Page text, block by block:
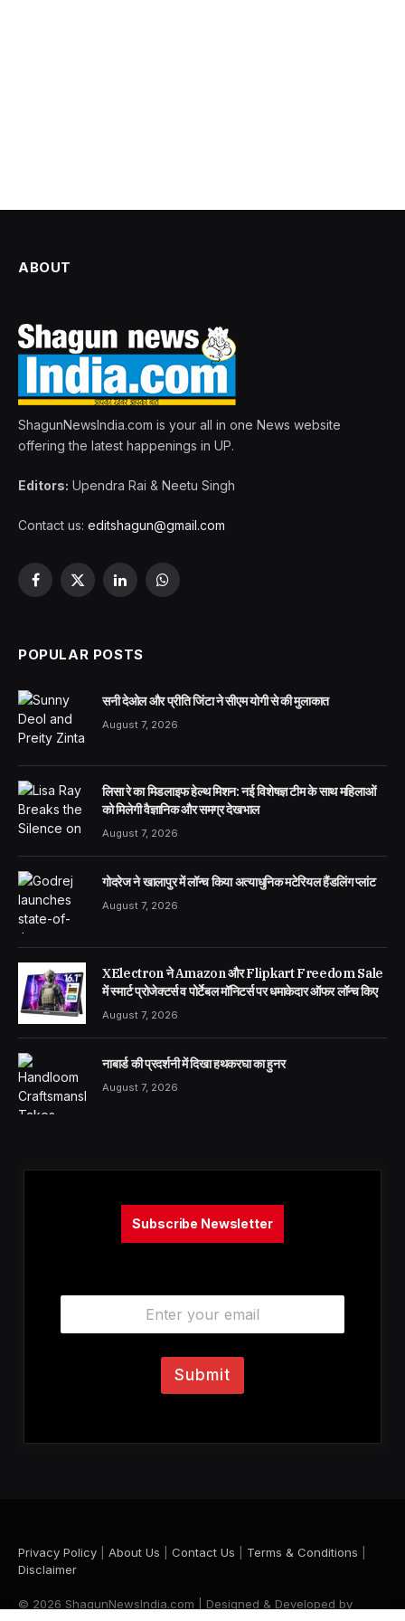
ABOUT
ShagunNewsIndia.com is your all in one News website
offering the latest happenings in UP.
Editors: Upendra Rai & Neetu Singh
Contact us: editshagun@gmail.com
Facebook
X
LinkedInWhatsApp
POPULAR POSTS
सनी देओल और प्रीति जिंटा ने सीएम योगी से की मुलाकात
August 7, 2026
लिसा रे का मिडलाइफ हेल्थ मिशन: नई विशेषज्ञ टीम के साथ महिलाओं
को मिलेगी वैज्ञानिक और समग्र देखभाल
August 7, 2026
गोदरेज ने खालापुर में लॉन्च किया अत्याधुनिक मटेरियल हैंडलिंग प्लांट
August 7, 2026
XElectron ने Amazon और Flipkart Freedom Sale
में स्मार्ट प्रोजेक्टर्स व पोर्टेबल मॉनिटर्स पर धमाकेदार ऑफर लॉन्च किए
August 7, 2026
नाबार्ड की प्रदर्शनी में दिखा हथकरघा का हुनर
August 7, 2026
Subscribe Newsletter
E
a
Submit
Privacy Policy About Us Contact Us Terms & Conditions
Disclaimer
© 2026 ShagunNewsIndia.com | Designed & Developed by